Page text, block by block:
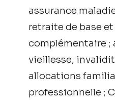
assurance
retraite de base
complémentaire ;
vieillesse,
allocations
professionnelle ;